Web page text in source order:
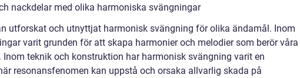
nackdelar med olika harmoniska svängningar
utforskat och utnyttjat harmonisk svängning för olika ändamål. Inom
varit grunden för att skapa harmonier och melodier som berör våra
teknik och konstruktion har harmonisk svängning varit en
resonansfenomen kan uppstå och orsaka allvarlig skada på